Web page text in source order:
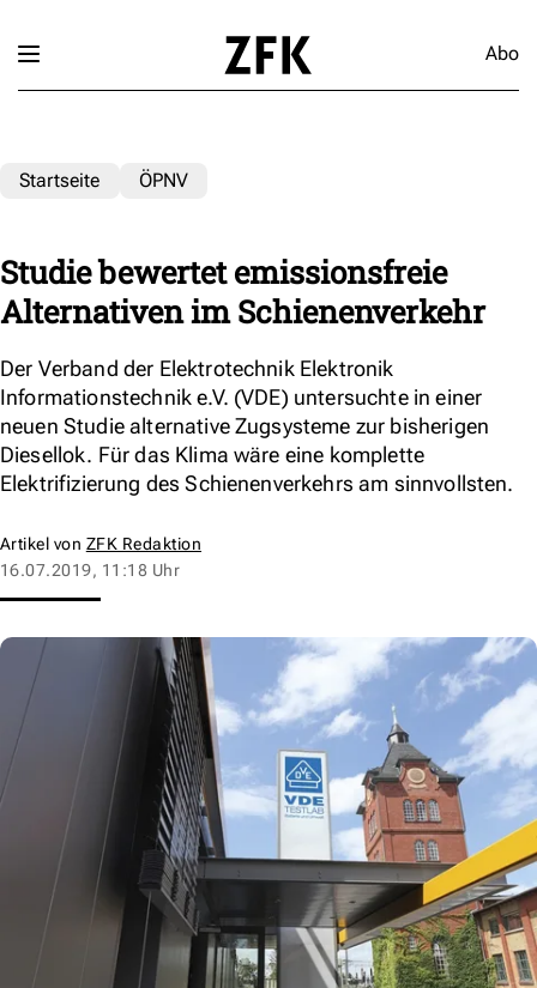
Abo
Startseite ÖPNV
Studie bewertet emissionsfreie
Alternativen im Schienenverkehr
Der Verband der Elektrotechnik Elektronik
Informationstechnik e.V. (VDE) untersuchte in einer
neuen Studie alternative Zugsysteme zur bisherigen
Diesellok. Für das Klima wäre eine komplette
Elektrifizierung des Schienenverkehrs am sinnvollsten.
Artikel von ZFK Redaktion
16.07.2019, 11:18 Uhr